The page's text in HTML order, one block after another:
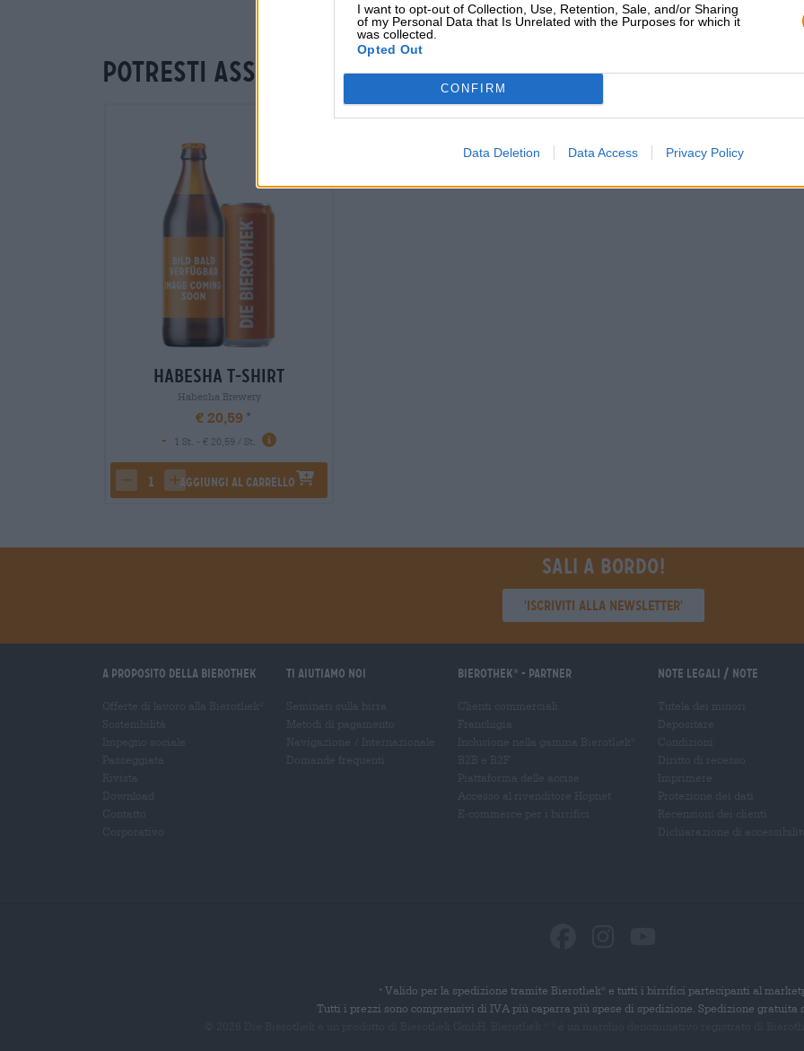
I want to opt-out of Collection, Use, Retention, Sale, and/or Sharing
of my Personal Data that Is Unrelated with the Purposes for which it
was collected.
Opted Out
CONFIRM
Data Deletion Data Access Privacy Policy
Potresti assaggiare anche quello
Habesha T-Shirt
Habesha Brewery
€ 20,59
-
1 St. - € 20,59 / St.
decrease quantity
increase quantity
Aggiungi al carrello
Sali a bordo!
'Iscriviti alla newsletter'
A proposito della Bierothek Ti aiutiamo noi Bierothek - Partner Note legali / Note
* Valido per la spedizione tramite Bierothek
e tutti i birrifici partecipanti al
Tutti i prezzi sono comprensivi di IVA più caparra più spese di spedizione. Spedizione gratuita
marchio denominativo registrato di